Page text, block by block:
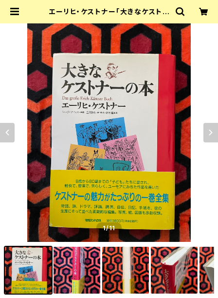
エーリヒ・ケストナー「大きなケストナ
ト編 マガジンハウス | 古書 まずる
1/11